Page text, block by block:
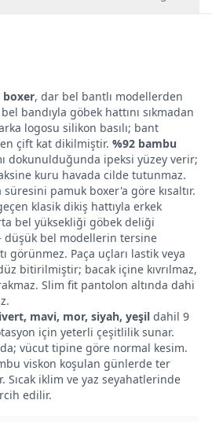
boxer, dar bel bantlı modellerden
bandıyla göbek hattını sıkmadan
logosu silikon basılı; bant
çift kat dikilmiştir. %92 bambu
dokunulduğunda ipeksi yüzey verir;
kuru havada cilde tutunmaz.
pamuk boxer'a göre kısaltır.
klasik dikiş hattıyla erkek
bel yüksekliği göbek deliği
düşük bel modellerin tersine
görünmez. Paça uçları lastik veya
bitirilmiştir; bacak içine kıvrılmaz,
Slim fit pantolon altında dahi
mavi, mor, siyah, yeşil dahil 9
için yeterli çeşitlilik sunar.
vücut tipine göre normal kesim.
viskon koşulan günlerde ter
Sıcak iklim ve yaz seyahatlerinde
edilir.